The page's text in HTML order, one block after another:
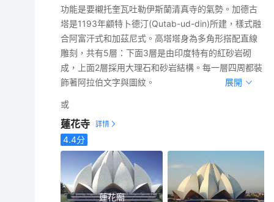
功能是要襯托奎瓦吐勒伊斯蘭清真寺的氣勢。加德古
塔是1193年顧特卜德汀(Qutab-ud-din)所建，樣式融
合阿富汗式和加茲尼式。高塔塔身為多角形搭配直線
雕刻，共有5層：下面3層是由印度特有的紅砂岩砌
成，上面2層採用大理石和砂岩結構。每一層四周都裝
飾著阿拉伯文字與圖紋。
展開
或
蓮花寺
4.4分
蓮花廟